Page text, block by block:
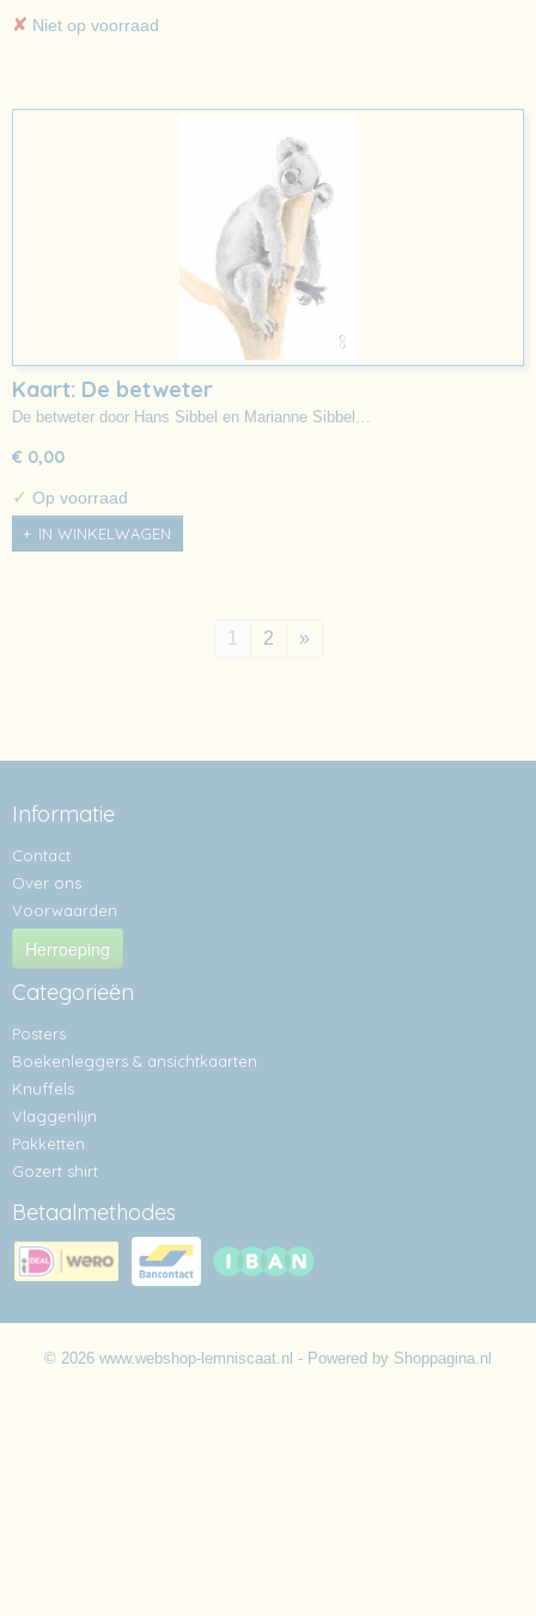
✘ Niet op voorraad
Kaart: De betweter
De betweter door Hans Sibbel en Marianne Sibbel…
€ 0,00
✓ Op voorraad
IN WINKELWAGEN
1 2 »
Informatie
Contact
Over ons
Voorwaarden
Herroeping
Categorieën
Posters
Boekenleggers & ansichtkaarten
Knuffels
Vlaggenlijn
Pakketten
Gozert shirt
Betaalmethodes
© 2026 www.webshop-lemniscaat.nl - Powered by Shoppagina.nl